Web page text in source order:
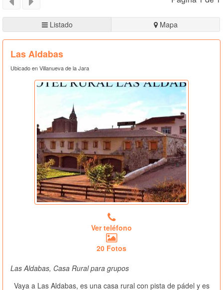
Listado Mapa
Las Aldabas
Ubicado en Villanueva de la Jara
Ver teléfono
20 Fotos
Las Aldabas, Casa Rural para grupos
Vaya a Las Aldabas, es una casa rural con pista de pádel y es